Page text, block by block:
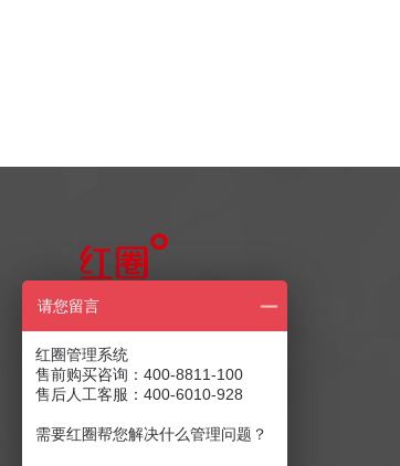
售前产品咨询
400-8811-100
售后客服：400-6010-928
商务合作：
发送至邮箱
请您留言
红圈管理系统
售前购买咨询：400-8811-100
售后人工客服：400-6010-928
需要红圈帮您解决什么管理问题？